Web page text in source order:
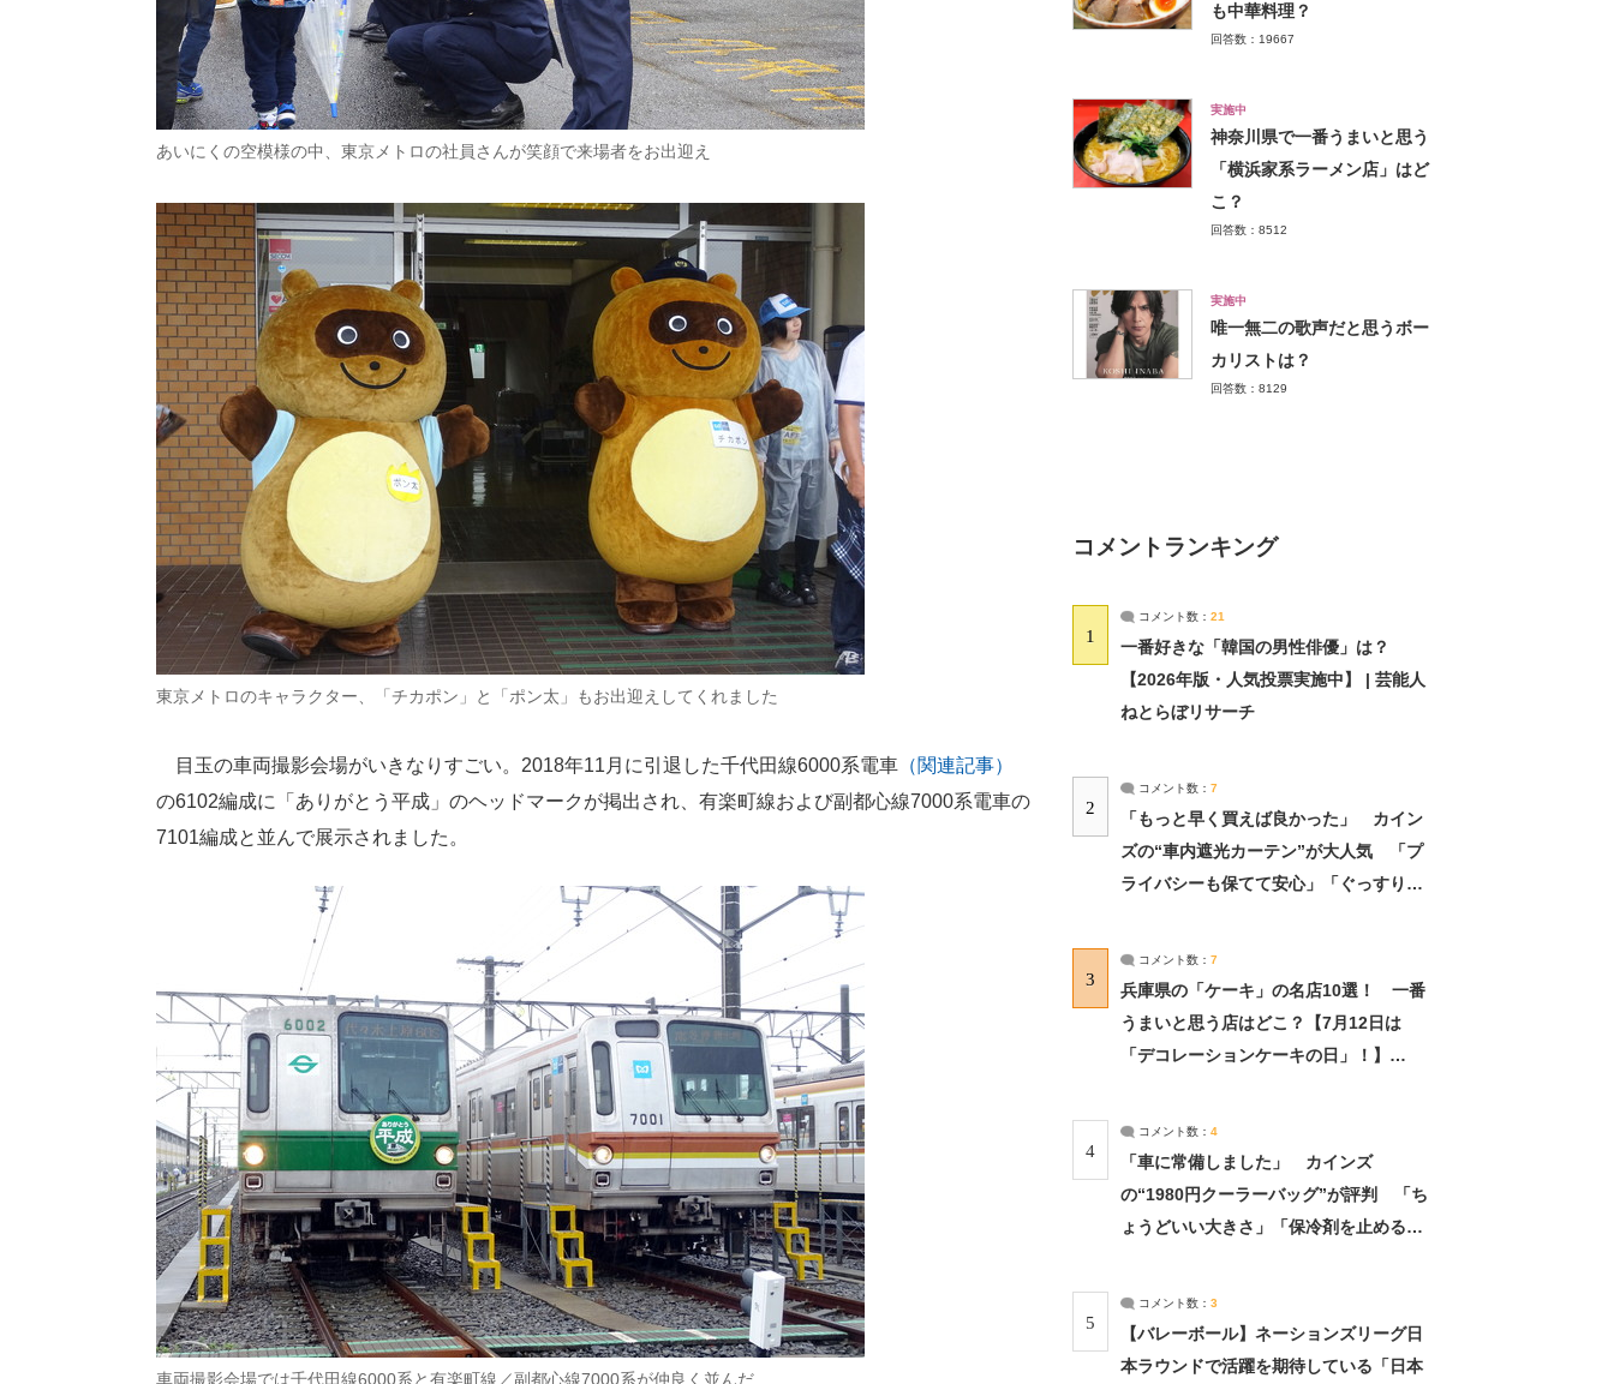
あいにくの空模様の中、東京メトロの社員さんが笑顔で来場者をお出迎え
東京メトロのキャラクター、「チカポン」と「ポン太」もお出迎えしてくれました
目玉の車両撮影会場がいきなりすごい。2018年11月に引退した千代田線6000系電車 （関連記事）
の6102編成に「ありがとう平成」のヘッドマークが掲出され、有楽町線および副都心線7000系電車の
7101編成と並んで展示されました。
車両撮影会場では千代田線6000系と有楽町線／副都心線7000系が仲良く並んだ
も中華料理？
回答数：19667
実施中
神奈川県で一番うまいと思う
「横浜家系ラーメン店」はど
こ？
回答数：8512
実施中
唯一無二の歌声だと思うボー
カリストは？
回答数：8129
コメントランキング
1
コメント数： 21
一番好きな「韓国の男性俳優」は？
【2026年版・人気投票実施中】 | 芸能人
ねとらぼリサーチ
2
コメント数： 7
「もっと早く買えば良かった」 カイン
ズの“車内遮光カーテン”が大人気 「プ
ライバシーも保てて安心」「ぐっすり眠
3
コメント数： 7
兵庫県の「ケーキ」の名店10選！ 一番
うまいと思う店はどこ？【7月12日は
「デコレーションケーキの日」！】
4
コメント数： 4
「車に常備しました」 カインズ
の“1980円クーラーバッグ”が評判 「ち
ょうどいい大きさ」「保冷剤を止めるベ
5
コメント数： 3
【バレーボール】ネーションズリーグ日
本ラウンドで活躍を期待している「日本